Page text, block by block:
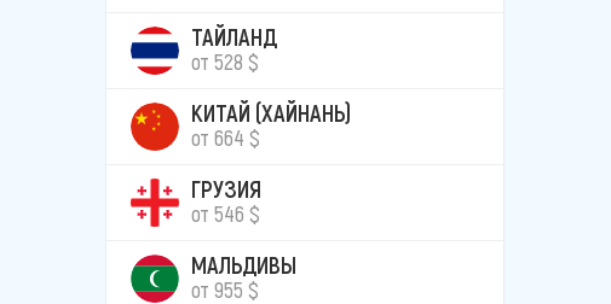
ТАЙЛАНД
от 528 $
КИТАЙ (ХАЙНАНЬ)
от 664 $
ГРУЗИЯ
от 546 $
МАЛЬДИВЫ
от 955 $